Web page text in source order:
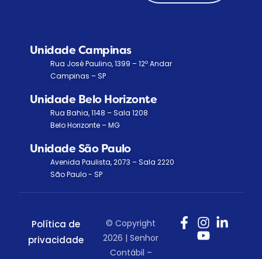
Unidade Campinas
Rua José Paulino, 1399 – 12º Andar
Campinas – SP
Unidade Belo Horizonte
Rua Bahia, 1148 – Sala 1208
Belo Horizonte – MG
Unidade São Paulo
Avenida Paulista, 2073 – Sala 2220
São Paulo - SP
Política de
privacidade
© Copyright
2026 | Senhor
Contábil –